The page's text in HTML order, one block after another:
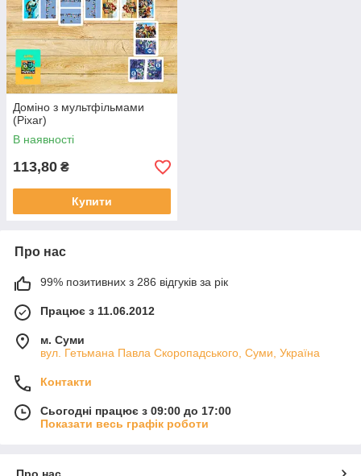
Доміно з мультфільмами
(Pixar)
В наявності
113,80 ₴
Купити
Про нас
99% позитивних з 286 відгуків за рік
Працює з 11.06.2012
м. Суми
вул. Гетьмана Павла Скоропадського, Суми, Україна
Контакти
Сьогодні працює з 09:00 до 17:00
Показати весь графік роботи